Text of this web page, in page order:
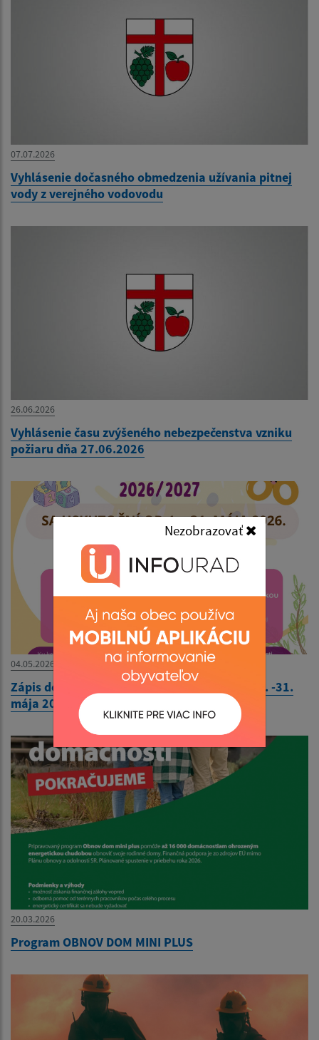
Nezobrazovať
07.07.2026
Vyhlásenie dočasného obmedzenia užívania pitnej
vody z verejného vodovodu
26.06.2026
Vyhlásenie času zvýšeného nebezpečenstva vzniku
požiaru dňa 27.06.2026
04.05.2026
Zápis do Materskej školy v Sebechleboch od 1. -31.
mája 2026
20.03.2026
Program OBNOV DOM MINI PLUS